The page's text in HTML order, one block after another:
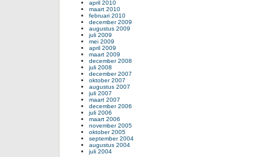
april 2010
maart 2010
februari 2010
december 2009
augustus 2009
juli 2009
mei 2009
april 2009
maart 2009
december 2008
juli 2008
december 2007
oktober 2007
augustus 2007
juli 2007
maart 2007
december 2006
juli 2006
maart 2006
november 2005
oktober 2005
september 2004
augustus 2004
juli 2004